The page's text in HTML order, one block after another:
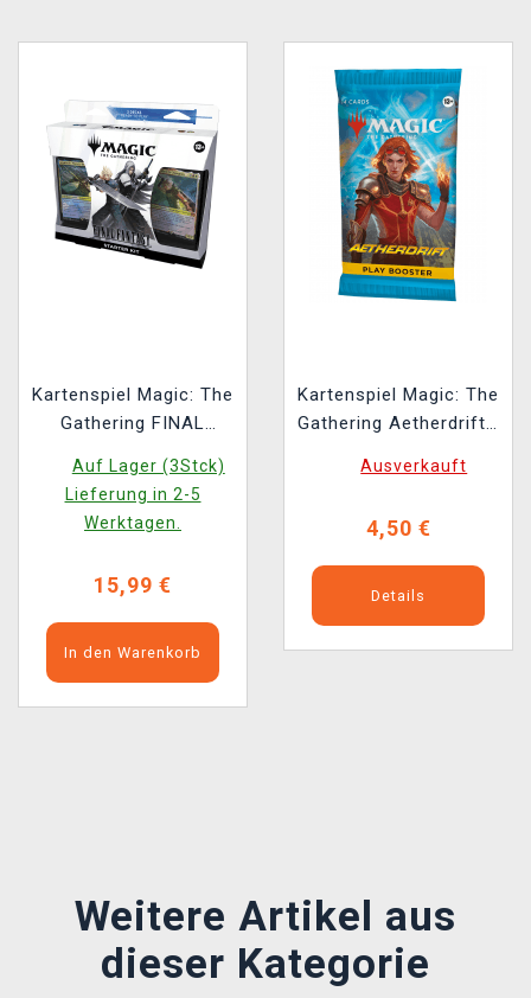
Kartenspiel Magic: The
Gathering FINAL
(ENGLISCHE VERSION)
Auf Lager (3Stck)
Lieferung in 2-5
Werktagen.
15,99 €
In den Warenkorb
Kartenspiel Magic: The
Gathering Aetherdrift -
Karten) (ENGLISCHE
Ausverkauft
4,50 €
Details
Weitere Artikel aus
dieser Kategorie